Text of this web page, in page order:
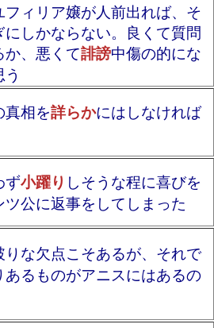
ィリア嬢が人前出れば、そ
しかならない。良くて質問
、悪くて誹謗中傷の的にな
真相を詳らかにはしなければ
ず小躍り しそうな程に喜びを
公に返事をしてしまった
りな欠点こそあるが、それで
あるものがアニスにはあるの